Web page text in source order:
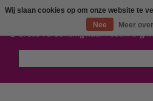
Gratis verzending naar Post.nl
Mijn account / Registreren
Wij slaan cookies op om onze website te
Nee
Meer